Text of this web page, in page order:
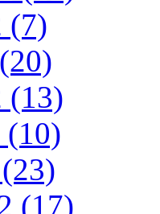
(7)
(13)
(10)
(17)